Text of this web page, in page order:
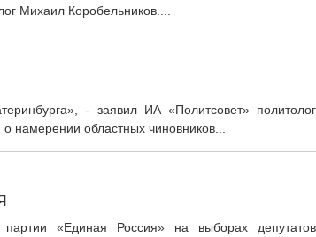
Михаил Коробельников....
- заявил ИА «Политсовет» политолог
намерении областных чиновников...
«Единая Россия» на выборах депутатов